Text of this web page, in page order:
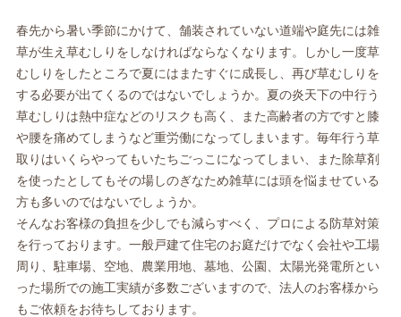
春先から暑い季節にかけて、舗装されていない道端や庭先には雑
草が生え草むしりをしなければならなくなります。しかし一度草
むしりをしたところで夏にはまたすぐに成長し、再び草むしりを
する必要が出てくるのではないでしょうか。夏の炎天下の中行う
草むしりは熱中症などのリスクも高く、また高齢者の方ですと膝
や腰を痛めてしまうなど重労働になってしまいます。毎年行う草
取りはいくらやってもいたちごっこになってしまい、また除草剤
を使ったとしてもその場しのぎなため雑草には頭を悩ませている
方も多いのではないでしょうか。
そんなお客様の負担を少しでも減らすべく、プロによる防草対策
を行っております。一般戸建て住宅のお庭だけでなく会社や工場
周り、駐車場、空地、農業用地、墓地、公園、太陽光発電所とい
った場所での施工実績が多数ございますので、法人のお客様から
もご依頼をお待ちしております。